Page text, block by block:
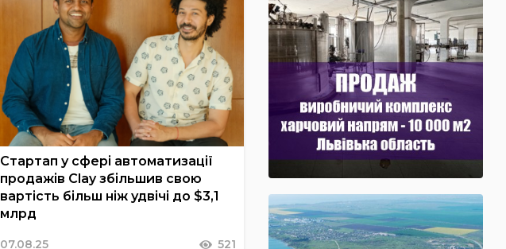
Стартап у сфері автоматизації
продажів Clay збільшив свою
вартість більш ніж удвічі до $3,1
млрд
07.08.25 521